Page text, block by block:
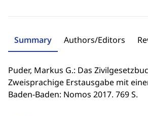
Summary Authors/Editors
Puder, Markus G.: Das
Zweisprachige Erstausgabe mit
Baden-Baden: Nomos 2017. 769 S.